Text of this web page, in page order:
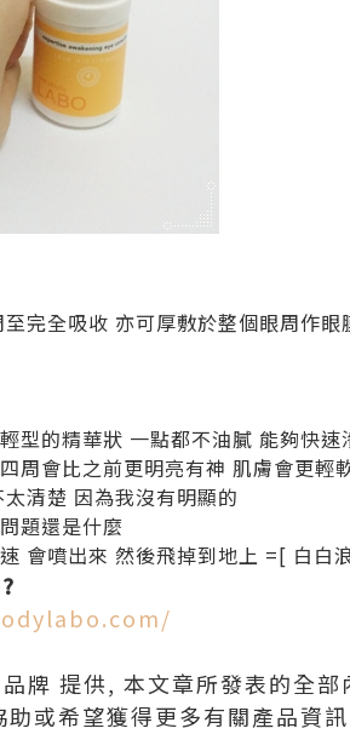
完全吸收 亦可厚敷於整個眼周作眼
型的精華狀 一點都不油膩 能夠快
周會比之前更明亮有神 肌膚會更輕
清楚 因為我沒有明顯的
題還是什麼
會噴出來 然後飛掉到地上 =[ 白白
牌 提供, 本文章所發表的全
助或希望獲得更多有關產品資